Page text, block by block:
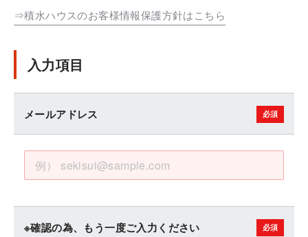
⇒積水ハウスのお客様情報保護方針はこちら
入力項目
メールアドレス
※確認の為、もう一度ご入力ください